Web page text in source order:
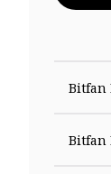
Bitfan
Bitfan